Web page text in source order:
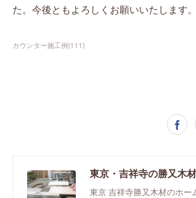
た。今後ともよろしくお願いいたします
カウンター施工例(111)
東京 吉祥寺勝又木材のホー